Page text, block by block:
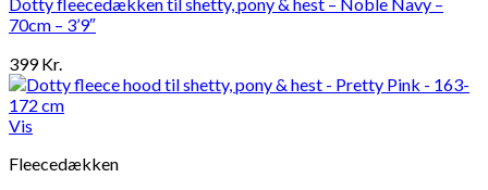
70cm – 3’9″
399Kr.
Vis
Fleecedækken